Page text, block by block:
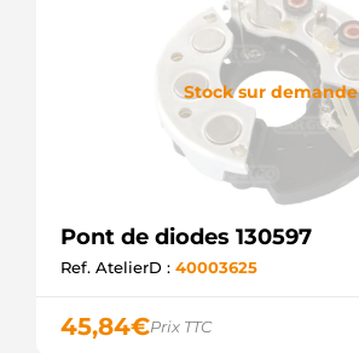
Stock sur demande
Pont de diodes 130597
Ref. AtelierD : 40003625
45,84€Prix TTC